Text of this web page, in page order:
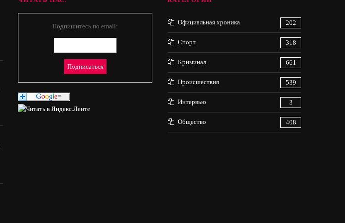
Подпишитесь по email:
Официальная хроника 202
Спорт 318
Криминал 661
Происшествия 539
Интервью 3
Общество 408